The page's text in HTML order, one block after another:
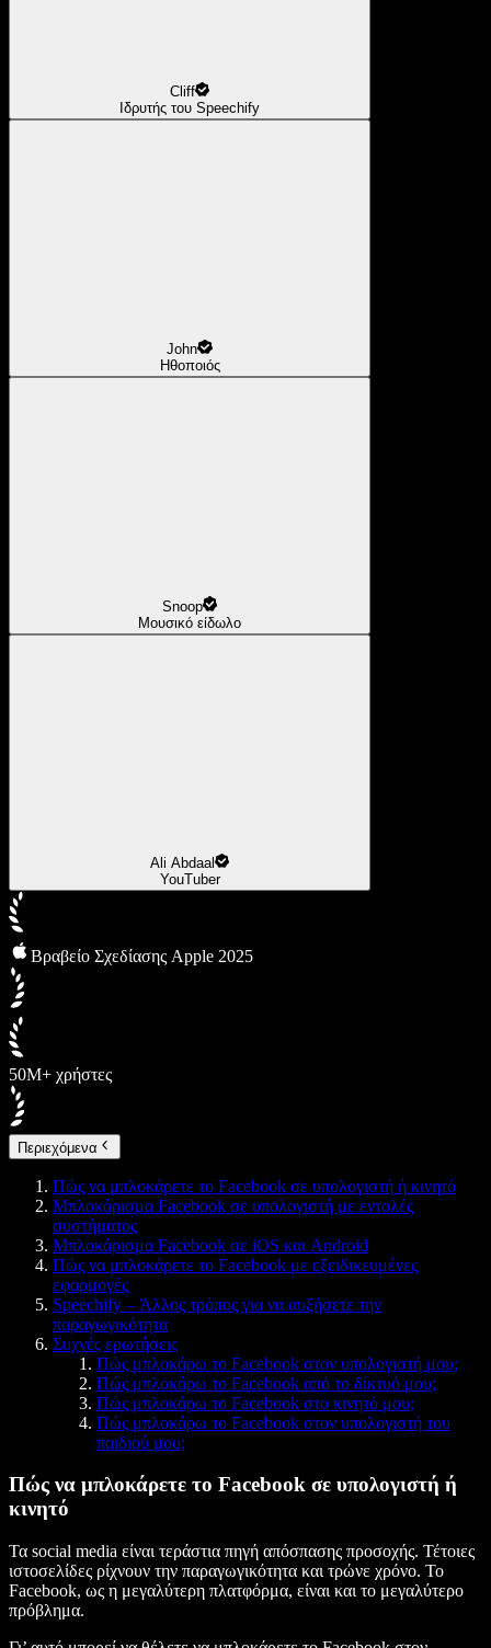
Cliff
Ιδρυτής του Speechify
John
Ηθοποιός
Snoop
Μουσικό είδωλο
Ali Abdaal
YouTuber
Βραβείο Σχεδίασης Apple 2025
50M+ χρήστες
Περιεχόμενα
Πώς να μπλοκάρετε το Facebook σε υπολογιστή ή κινητό
Μπλοκάρισμα Facebook σε υπολογιστή με εντολές
συστήματος
Μπλοκάρισμα Facebook σε iOS και Android
Πώς να μπλοκάρετε το Facebook με εξειδικευμένες
εφαρμογές
Speechify – Άλλος τρόπος για να αυξήσετε την
παραγωγικότητα
Συχνές ερωτήσεις
Πώς μπλοκάρω το Facebook στον υπολογιστή μου;
Πώς μπλοκάρω το Facebook από το δίκτυό μου;
Πώς μπλοκάρω το Facebook στο κινητό μου;
Πώς μπλοκάρω το Facebook στον υπολογιστή του
παιδιού μου;
Πώς να μπλοκάρετε το Facebook σε υπολογιστή ή
κινητό
Τα social media είναι τεράστια πηγή απόσπασης προσοχής. Τέτοιες
ιστοσελίδες ρίχνουν την παραγωγικότητα και τρώνε χρόνο. Το
Facebook, ως η μεγαλύτερη πλατφόρμα, είναι και το μεγαλύτερο
πρόβλημα.